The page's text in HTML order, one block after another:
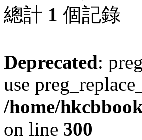
總計 1 個記錄
Deprecated:
use
/home/
on line 300